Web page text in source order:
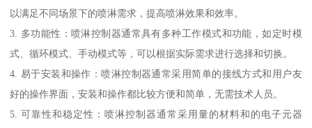
以满足不同场景下的喷淋需求，提高喷淋效果和效率。
3. 多功能性：喷淋控制器通常具有多种工作模式和功能，如定时模
式、循环模式、手动模式等，可以根据实际需求进行选择和切换。
4. 易于安装和操作：喷淋控制器通常采用简单的接线方式和用户友
好的操作界面，安装和操作都比较方便和简单，无需技术人员。
5. 可靠性和稳定性：喷淋控制器通常采用量的材料和的电子元器